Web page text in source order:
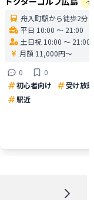
舟入町駅から徒歩2分
平日 10:00 〜 21:00
土日祝 10:00 〜 21:00
月額 11,000円〜
0
0
初心者向け
受け放題
駅近